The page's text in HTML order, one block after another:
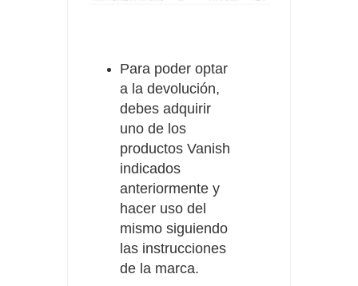
Para poder optar
a la devolución,
debes adquirir
uno de los
productos Vanish
indicados
anteriormente y
hacer uso del
mismo siguiendo
las instrucciones
de la marca.